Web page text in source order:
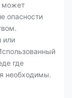
может
опасности
или
где
необходимы.